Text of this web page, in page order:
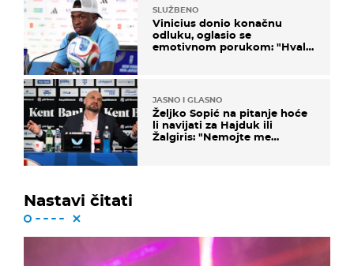
SLUŽBENO
Vinicius donio konačnu
odluku, oglasio se
emotivnom porukom: "Hvala
JASNO I GLASNO
Željko Sopić na pitanje hoće
li navijati za Hajduk ili
Žalgiris: "Nemojte me
Nastavi čitati